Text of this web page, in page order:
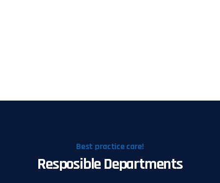
Best practice care!
Resposible Departments